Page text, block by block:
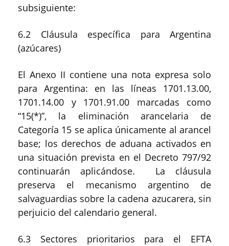
subsiguiente:
6.2 Cláusula específica para Argentina
(azúcares)
El Anexo II contiene una nota expresa solo
para Argentina: en las líneas 1701.13.00,
1701.14.00 y 1701.91.00 marcadas como
“15(*)”, la eliminación arancelaria de
Categoría 15 se aplica únicamente al arancel
base; los derechos de aduana activados en
una situación prevista en el Decreto 797/92
continuarán aplicándose. La cláusula
preserva el mecanismo argentino de
salvaguardias sobre la cadena azucarera, sin
perjuicio del calendario general.
6.3 Sectores prioritarios para el EFTA